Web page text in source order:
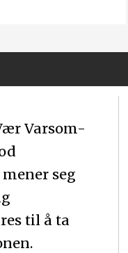
Varsom-
seg
til å ta